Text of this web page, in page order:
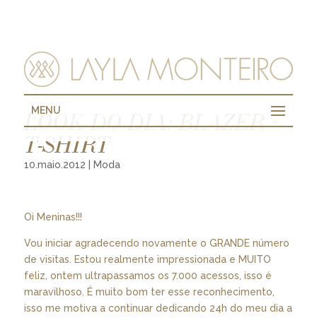
MENU
LOOK DO DIA: BLAZER +
T-SHIRT
10.maio.2012 Moda
Oi Meninas!!!
Vou iniciar agradecendo novamente o GRANDE número
de visitas. Estou realmente impressionada e MUITO
feliz, ontem ultrapassamos os 7.000 acessos, isso é
maravilhoso. É muito bom ter esse reconhecimento,
isso me motiva a continuar dedicando 24h do meu dia a